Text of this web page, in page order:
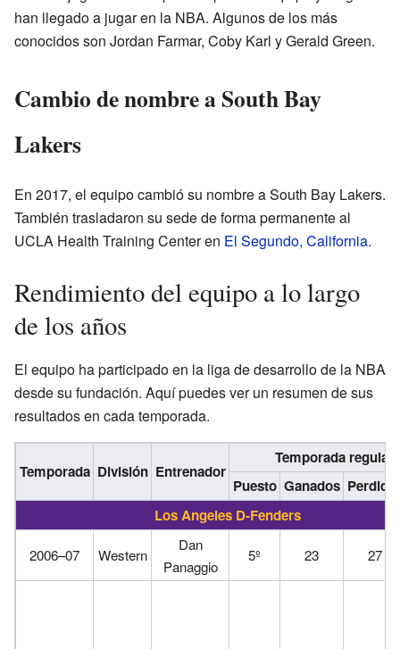
han llegado a jugar en la NBA. Algunos de los más
conocidos son Jordan Farmar, Coby Karl y Gerald Green.
Cambio de nombre a South Bay
Lakers
En 2017, el equipo cambió su nombre a South Bay Lakers.
También trasladaron su sede de forma permanente al
UCLA Health Training Center en El Segundo, California.
Rendimiento del equipo a lo largo
de los años
El equipo ha participado en la liga de desarrollo de la NBA
desde su fundación. Aquí puedes ver un resumen de sus
resultados en cada temporada.
Temporada División Entrenador
Temporada regular
Puesto Ganados
Los Angeles D-Fenders
2006–07 Western
Dan
Panaggio
5º 23 27